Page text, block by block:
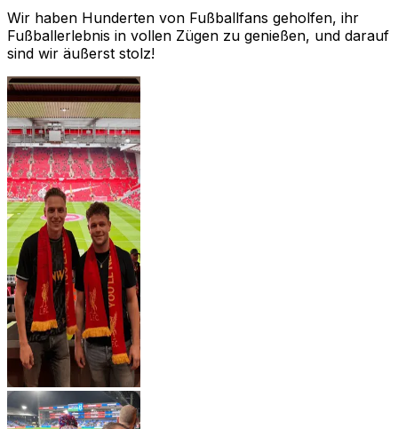
Wir haben Hunderten von Fußballfans geholfen, ihr
Fußballerlebnis in vollen Zügen zu genießen, und darauf
sind wir äußerst stolz!